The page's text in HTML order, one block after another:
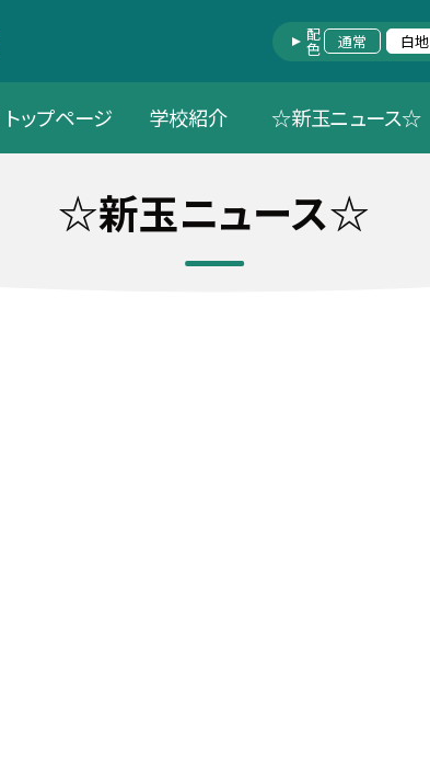
配色 通常 白地
トップページ 学校紹介 ☆新玉ニュース☆
☆新玉ニュース☆